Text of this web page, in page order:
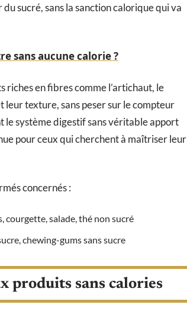
sucré, sans la sanction calorique qui va
sans aucune calorie ?
riches en fibres comme l’artichaut, le
leur texture, sans peser sur le compteur
le système digestif sans véritable apport
pour ceux qui cherchent à maîtriser leur
concernés :
courgette, salade, thé non sucré
chewing-gums sans sucre
produits sans calories